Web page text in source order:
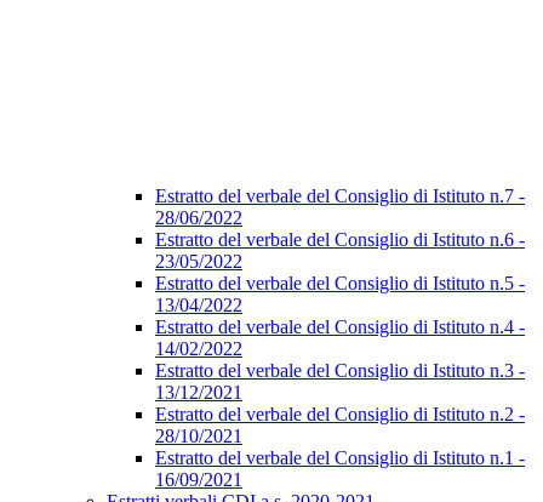
Estratto del verbale del Consiglio di Istituto n.7 -
28/06/2022
Estratto del verbale del Consiglio di Istituto n.6 -
23/05/2022
Estratto del verbale del Consiglio di Istituto n.5 -
13/04/2022
Estratto del verbale del Consiglio di Istituto n.4 -
14/02/2022
Estratto del verbale del Consiglio di Istituto n.3 -
13/12/2021
Estratto del verbale del Consiglio di Istituto n.2 -
28/10/2021
Estratto del verbale del Consiglio di Istituto n.1 -
16/09/2021